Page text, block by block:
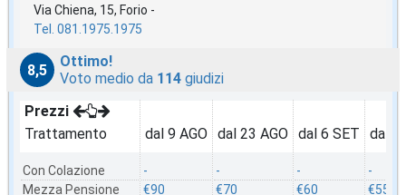
Via Chiena, 15, Forio -
Tel. 081.1975.1975
8,5
Ottimo!
Voto medio da 114 giudizi
Prezzi
Trattamento
Con Colazione
Mezza Pensione
dal 9 AGO
-
€90
dal 23 AGO
-
€70
dal 6 SET
-
€60
dal
-
€55